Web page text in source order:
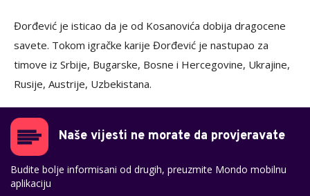
Đorđević je isticao da je od Kosanovića dobija dragocene
savete. Tokom igračke karije Đorđević je nastupao za
timove iz Srbije, Bugarske, Bosne i Hercegovine, Ukrajine,
Rusije, Austrije, Uzbekistana.
Naše vijesti ne morate da provjeravate
Budite bolje informisani od drugih, preuzmite Mondo mobilnu
aplikaciju